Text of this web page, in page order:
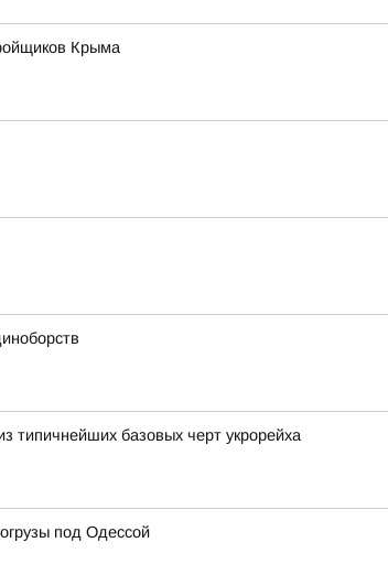
Крыма
типичнейших базовых черт укрорейха
под Одессой